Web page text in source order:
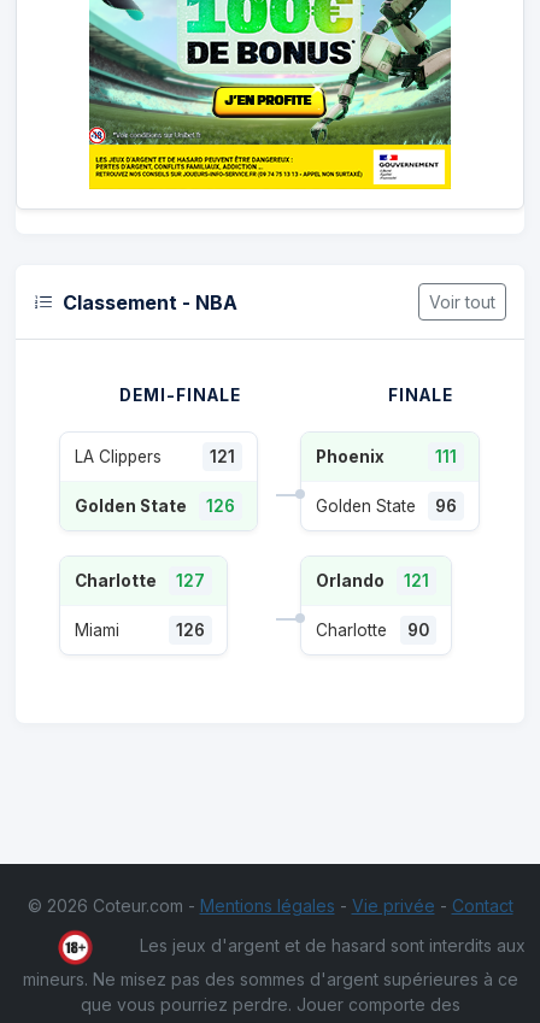
Classement - NBA Voir tout
DEMI-FINALE
LA Clippers 121
Golden State 126
Charlotte 127
Miami 126
FINALE
Phoenix 111
Golden State 96
Orlando 121
Charlotte 90
© 2026 Coteur.com - Mentions légales - Vie privée - Contact
Les jeux d'argent et de hasard sont interdits aux
mineurs. Ne misez pas des sommes d'argent supérieures à ce
que vous pourriez perdre. Jouer comporte des